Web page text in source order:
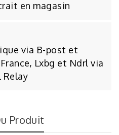
en magasin
via B-post et
Lxbg et Ndrl via
Relay
Produit